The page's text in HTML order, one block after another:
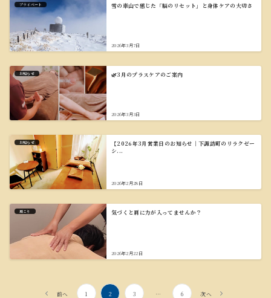
プライベート 雪の車山で感じた「脳のリセット」と身体ケアの大切さ
2026年3月7日
お知らせ 🌿3月のプラスケアのご案内
2026年3月3日
お知らせ
【2026年3月営業日のお知らせ｜下諏訪町のリラクゼー
シ...
2026年2月28日
肩こり 気づくと肩に力が入ってませんか？
2026年2月22日
前へ 1 2 3 … 6 次へ